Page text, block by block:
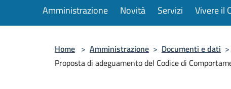
Amministrazione Novità Servizi Vivere il
Home > Amministrazione > Documenti e dati >
Proposta di adeguamento del Codice di